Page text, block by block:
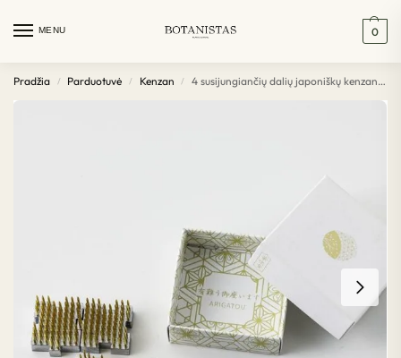
MENU 0
Pradžia / Parduotuvė / Kenzan / 4 susijungiančių dalių japoniškų kenzanų rinkinukas